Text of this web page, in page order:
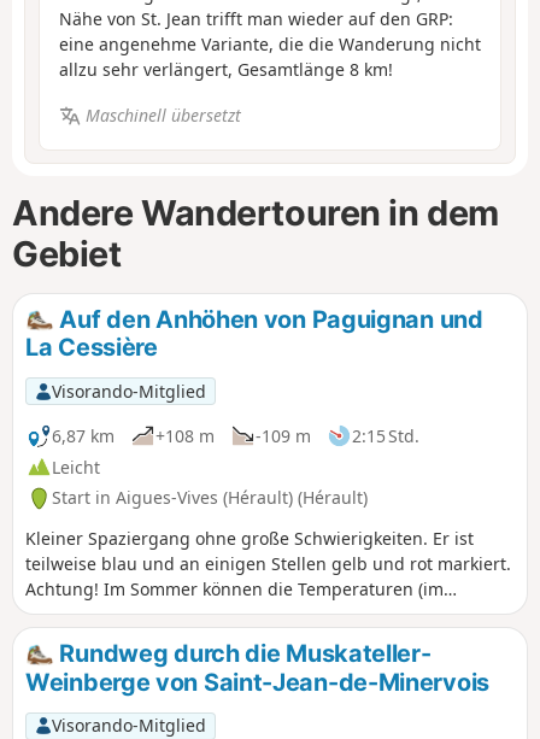
Nähe von St. Jean trifft man wieder auf den GRP:
eine angenehme Variante, die die Wanderung nicht
allzu sehr verlängert, Gesamtlänge 8 km!
Maschinell übersetzt
Andere Wandertouren in dem
Gebiet
Auf den Anhöhen von Paguignan und
La Cessière
Visorando-Mitglied
6,87 km
+108 m -109 m
2:15 Std.
Leicht
Start in Aigues-Vives (Hérault) (Hérault)
Kleiner Spaziergang ohne große Schwierigkeiten. Er ist
teilweise blau und an einigen Stellen gelb und rot markiert.
Achtung! Im Sommer können die Temperaturen (im
Schatten) über 35 °C steigen, und der Weg verläuft
größtenteils im Freien. Denken Sie daran, viel Wasser
mitzunehmen und sich mit Sonnencreme einzureiben.
Vergewissern Sie sich außerdem ab dem 15. August, dass
keine Treibjagd stattfindet.
Rundweg durch die Muskateller-
Weinberge von Saint-Jean-de-Minervois
Visorando-Mitglied